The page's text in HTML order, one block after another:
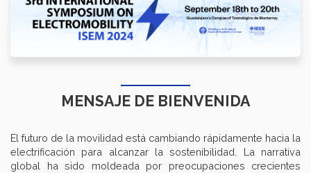
MENSAJE DE BIENVENIDA
El futuro de la movilidad está cambiando rápidamente hacia la
electrificación para alcanzar la sostenibilidad. La narrativa
global ha sido moldeada por preocupaciones crecientes